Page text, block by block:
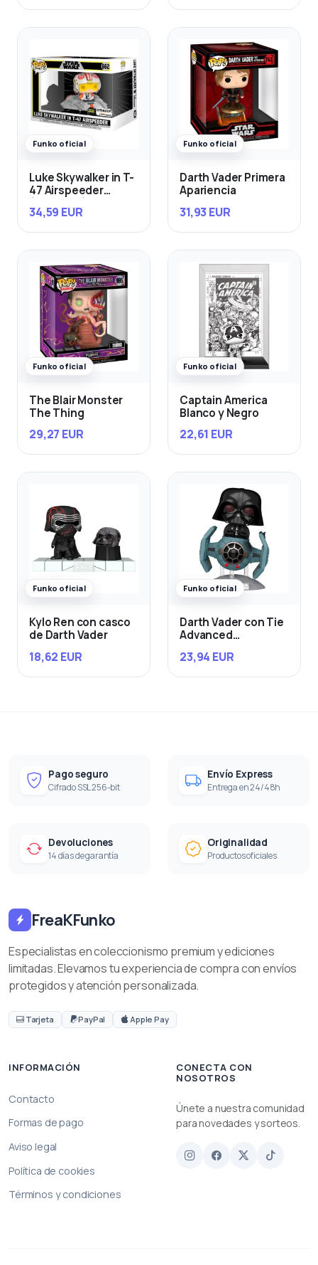
Funko oficial
Luke Skywalker in T-
47 Airspeeder
34,59 EUR
Funko oficial
Darth Vader Primera
Apariencia
31,93 EUR
Funko oficial
The Blair Monster
The Thing
29,27 EUR
Funko oficial
Captain America
Blanco y Negro
22,61 EUR
Funko oficial
Kylo Ren con casco
de Darth Vader
18,62 EUR
Funko oficial
Darth Vader con Tie
Advanced
23,94 EUR
Pago seguro
Cifrado SSL 256-bit
Envío Express
Entrega en 24/48h
Devoluciones
14 días de garantía
Originalidad
Productos oficiales
FreaKFunko
Especialistas en coleccionismo premium y ediciones
limitadas. Elevamos tu experiencia de compra con envíos
protegidos y atención personalizada.
Tarjeta PayPal Apple Pay
INFORMACIÓN
Contacto
Formas de pago
Aviso legal
Política de cookies
Términos y condiciones
CONECTA CON
NOSOTROS
Únete a nuestra comunidad
para novedades y sorteos.